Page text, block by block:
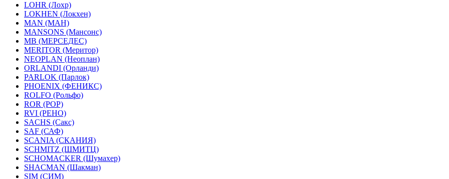
LOHR (Лохр)
LOKHEN (Локхен)
MAN (МАН)
MANSONS (Мансонс)
MB (МЕРСЕДЕС)
MERITOR (Меритор)
NEOPLAN (Неоплан)
ORLANDI (Орланди)
PARLOK (Парлок)
PHOENIX (ФЕНИКС)
ROLFO (Рольфо)
ROR (РОР)
RVI (РЕНО)
SACHS (Сакс)
SAF (САФ)
SCANIA (СКАНИЯ)
SCHMITZ (ШМИТЦ)
SCHOMACKER (Шумахер)
SHACMAN (Шакман)
SIM (СИМ)